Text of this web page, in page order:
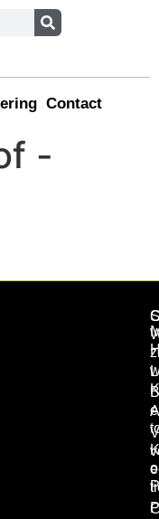
Contact
-